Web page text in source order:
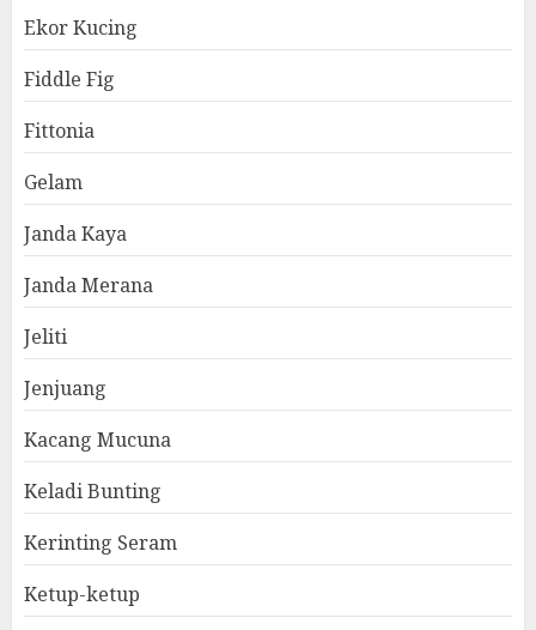
Ekor Kucing
Fiddle Fig
Fittonia
Gelam
Janda Kaya
Janda Merana
Jeliti
Jenjuang
Kacang Mucuna
Keladi Bunting
Kerinting Seram
Ketup-ketup